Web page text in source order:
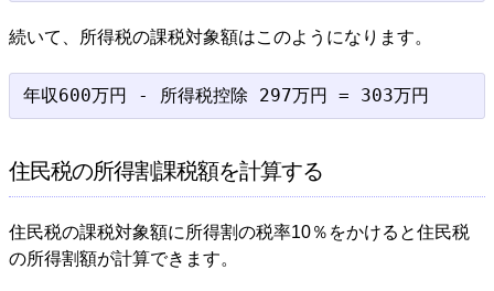
続いて、所得税の課税対象額はこのようになります。
住民税の所得割課税額を計算する
住民税の課税対象額に所得割の税率10％をかけると住民税
の所得割額が計算できます。